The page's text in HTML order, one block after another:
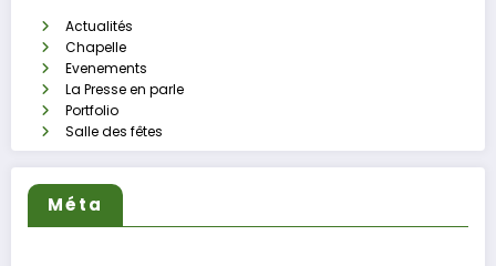
Actualités
Chapelle
Evenements
La Presse en parle
Portfolio
Salle des fêtes
Méta